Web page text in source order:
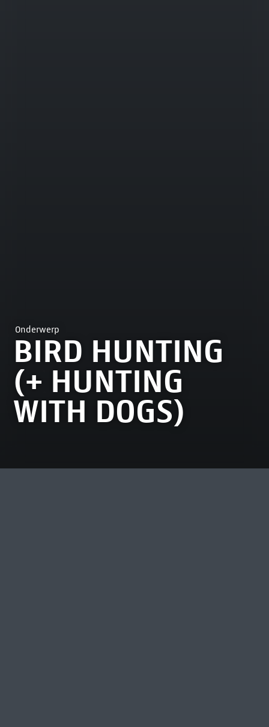
Onderwerp
BIRD HUNTING
(+ HUNTING
WITH DOGS)